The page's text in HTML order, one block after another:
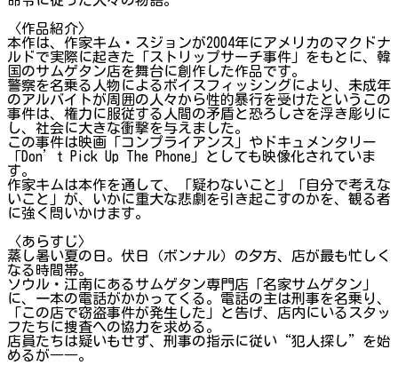
〈作品紹介〉
本作は、作家キム・スジョンが2004年にアメリカのマクドナ
ルドで実際に起きた「ストリップサーチ事件」をもとに、韓
国のサムゲタン店を舞台に創作した作品です。
警察を名乗る人物によるボイスフィッシングにより、未成年
のアルバイトが周囲の人々から性的暴行を受けたというこの
事件は、権力に服従する人間の矛盾と恐ろしさを浮き彫りに
し、社会に大きな衝撃を与えました。
この事件は映画「コンプライアンス」やドキュメンタリー
「Don’t Pick Up The Phone」としても映像化されていま
す。
作家キムは本作を通して、「疑わないこと」「自分で考えな
いこと」が、いかに重大な悲劇を引き起こすのかを、観る者
に強く問いかけます。
〈あらすじ〉
蒸し暑い夏の日。伏日（ボンナル）の夕方、店が最も忙しく
なる時間帯。
ソウル・江南にあるサムゲタン専門店「名家サムゲタン」
に、一本の電話がかかってくる。電話の主は刑事を名乗り、
「この店で窃盗事件が発生した」と告げ、店内にいるスタッ
フたちに捜査への協力を求める。
店員たちは疑いもせず、刑事の指示に従い“犯人探し”を始
めるが――。